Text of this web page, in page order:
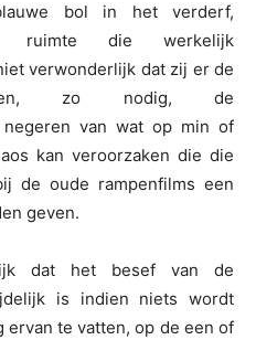
bol in het verderf,
ruimte die werkelijk
verwonderlijk dat zij er de
zo nodig, de
negeren van wat op min of
kan veroorzaken die die
de oude rampenfilms een
geven.
dat het besef van de
is indien niets wordt
ervan te vatten, op de een of